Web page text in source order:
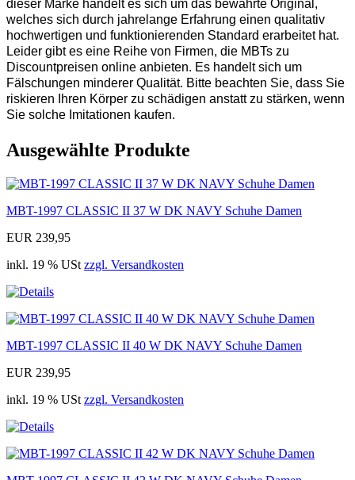
dieser Marke handelt es sich um das bewährte Original,
welches sich durch jahrelange Erfahrung einen qualitativ
hochwertigen und funktionierenden Standard erarbeitet hat.
Leider gibt es eine Reihe von Firmen, die MBTs zu
Discountpreisen online anbieten. Es handelt sich um
Fälschungen minderer Qualität. Bitte beachten Sie, dass Sie
riskieren Ihren Körper zu schädigen anstatt zu stärken, wenn
Sie solche Imitationen kaufen.
Ausgewählte Produkte
MBT-1997 CLASSIC II 37 W DK NAVY Schuhe Damen
EUR 239,95
inkl. 19 % USt zzgl. Versandkosten
MBT-1997 CLASSIC II 40 W DK NAVY Schuhe Damen
EUR 239,95
inkl. 19 % USt zzgl. Versandkosten